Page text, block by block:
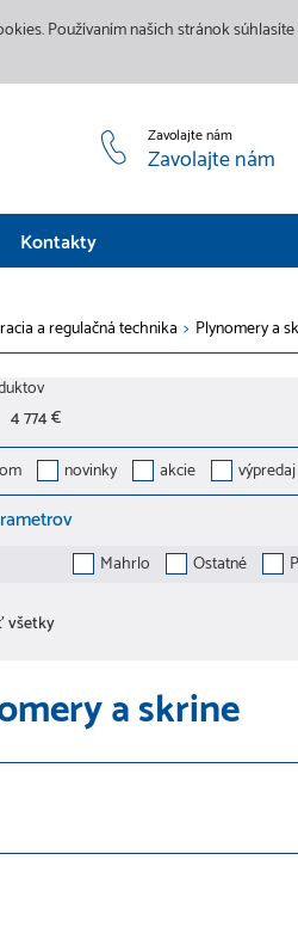
Používaním našich stránok
Zavolajte nám
Zavolajte nám
Kontakty
a regulačná technika > Plynomery a
4 774 €
novinky akcie výpredaj
Mahrlo Ostatné
všetky
a skrine